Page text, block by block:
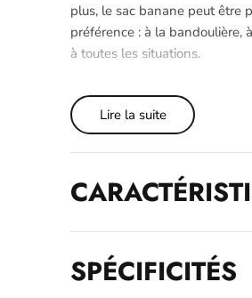
plus, le sac banane peut être
préférence : à la bandoulière,
à toutes les situations.
Lire la suite
SPÉCIFICITÉS